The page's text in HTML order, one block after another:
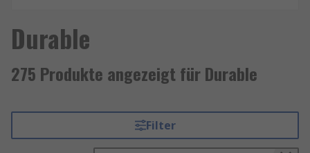
Durable
275 Produkte angezeigt für Durable
Filter